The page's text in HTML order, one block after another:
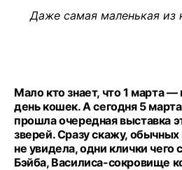
Даже самая маленькая
Мало кто знает, что 1 марта
день кошек. А сегодня 5
прошла очередная выставка
зверей. Сразу скажу,
не увидела, одни клички чего
Бэйба, Василиса-сокровище